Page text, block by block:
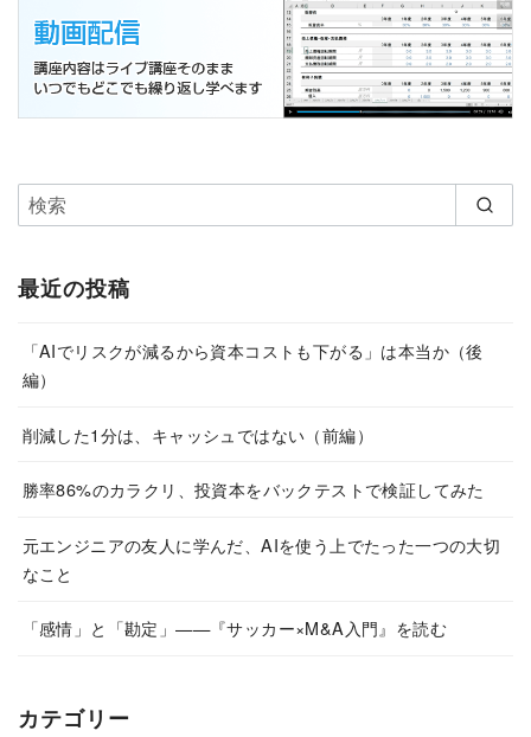
最近の投稿
「AIでリスクが減るから資本コストも下がる」は本当か（後
編）
削減した1分は、キャッシュではない（前編）
勝率86%のカラクリ、投資本をバックテストで検証してみた
元エンジニアの友人に学んだ、AIを使う上でたった一つの大切
なこと
「感情」と「勘定」——『サッカー×M&A入門』を読む
カテゴリー